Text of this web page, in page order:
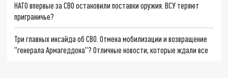
НАТО впервые за СВО остановили поставки оружия. ВСУ теряют
приграничье?
Три главных инсайда об СВО. Отмена мобилизации и возвращение
"генерала Армагеддона"? Отличные новости, которые ждали все